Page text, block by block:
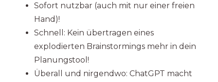
Sofort nutzbar (auch mit nur einer freien
Hand)!
Schnell: Kein übertragen eines
explodierten Brainstormings mehr in dein
Planungstool!
Überall und nirgendwo: ChatGPT macht